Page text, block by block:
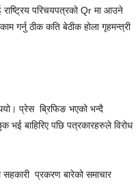
परिचयपत्रको Qr मा आउने
गर्नु ठीक कति बेठीक होला गृहमन्त्री
प्रेस ब्रिफिङ भएको भन्दै
भई बाहिरिए पछि पत्रकारहरुले विरोध
सहकारी प्रकरण बारेको समाचार